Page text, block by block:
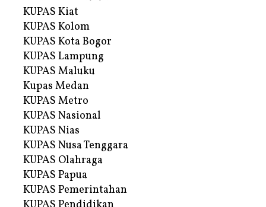
KUPAS Kiat
KUPAS Kolom
KUPAS Kota Bogor
KUPAS Lampung
KUPAS Maluku
Kupas Medan
KUPAS Metro
KUPAS Nasional
KUPAS Nias
KUPAS Nusa Tenggara
KUPAS Olahraga
KUPAS Papua
KUPAS Pemerintahan